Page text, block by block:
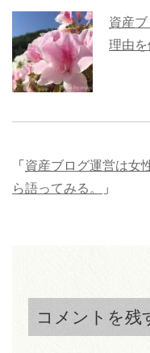
資産
理由を
「 資産ブログ運営は女
ら語ってみる。
」
コメントを残